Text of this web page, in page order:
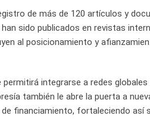
de más de 120 artículos y
sido publicados en revistas
al posicionamiento y
permitirá integrarse a redes
también le abre la puerta a
financiamiento, fortaleciendo así